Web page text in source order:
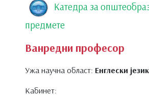
Катедра за
предмете
Ванредни професор
Ужа научна област: Енглески језик
Кабинет: